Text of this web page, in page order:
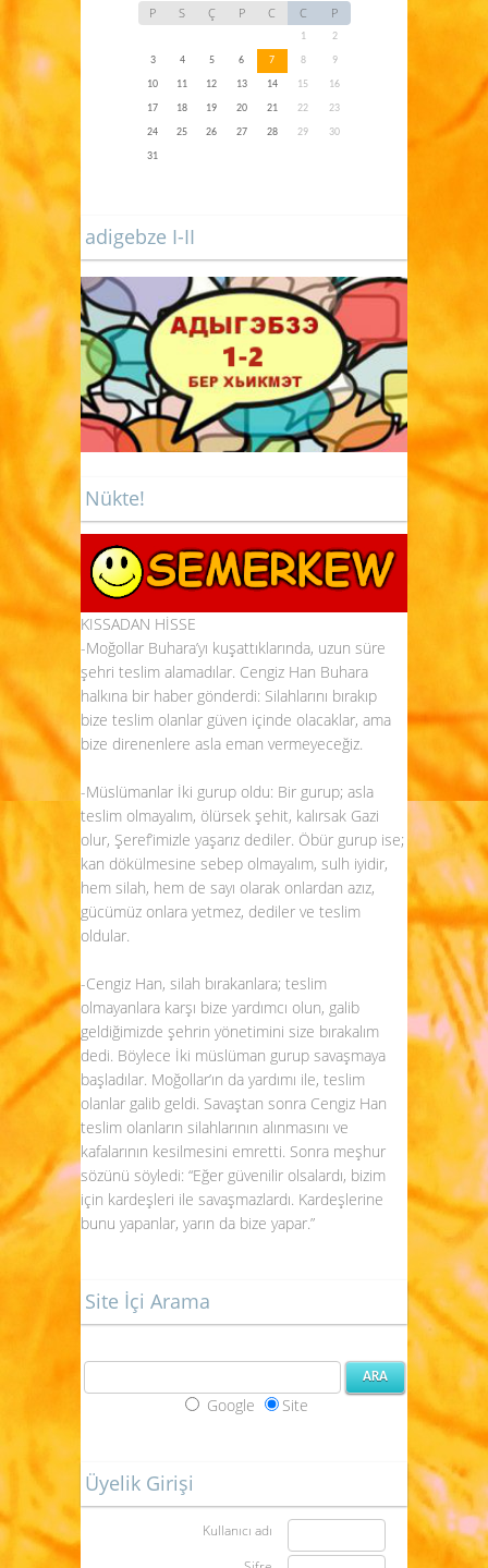
P S Ç P C C P
1
2
3
4 5 6 7 8
9
10
11 12 13 14 15
16
17
18 19 20 21 22
23
24
25 26 27 28 29
30
31
adigebze I-II
Nükte!
KISSADAN HİSSE
-Moğollar Buhara’yı kuşattıklarında, uzun süre
şehri teslim alamadılar. Cengiz Han Buhara
halkına bir haber gönderdi: Silahlarını bırakıp
bize teslim olanlar güven içinde olacaklar, ama
bize direnenlere asla eman vermeyeceğiz.
-Müslümanlar İki gurup oldu: Bir gurup; asla
teslim olmayalım, ölürsek şehit, kalırsak Gazi
olur, Şeref’imizle yaşarız dediler. Öbür gurup ise;
kan dökülmesine sebep olmayalım, sulh iyidir,
hem silah, hem de sayı olarak onlardan azız,
gücümüz onlara yetmez, dediler ve teslim
oldular.
-Cengiz Han, silah bırakanlara; teslim
olmayanlara karşı bize yardımcı olun, galib
geldiğimizde şehrin yönetimini size bırakalım
dedi. Böylece İki müslüman gurup savaşmaya
başladılar. Moğollar’ın da yardımı ile, teslim
olanlar galib geldi. Savaştan sonra Cengiz Han
teslim olanların silahlarının alınmasını ve
kafalarının kesilmesini emretti. Sonra meşhur
sözünü söyledi: “Eğer güvenilir olsalardı, bizim
için kardeşleri ile savaşmazlardı. Kardeşlerine
bunu yapanlar, yarın da bize yapar.”
Site İçi Arama
Google Site
Üyelik Girişi
Kullanıcı adı